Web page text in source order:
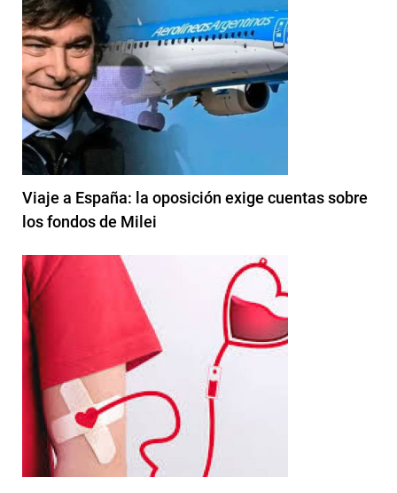
Viaje a España: la oposición exige cuentas sobre
los fondos de Milei